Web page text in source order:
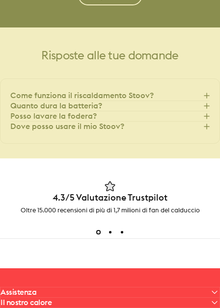
Risposte alle tue domande
Come funziona il riscaldamento Stoov?
Quanto dura la batteria?
Posso lavare la fodera?
Dove posso usare il mio Stoov?
4.3/5 Valutazione Trustpilot
Oltre 15.000 recensioni di più di 1,7 milioni di fan del calduccio
Assistenza
Il nostro calore